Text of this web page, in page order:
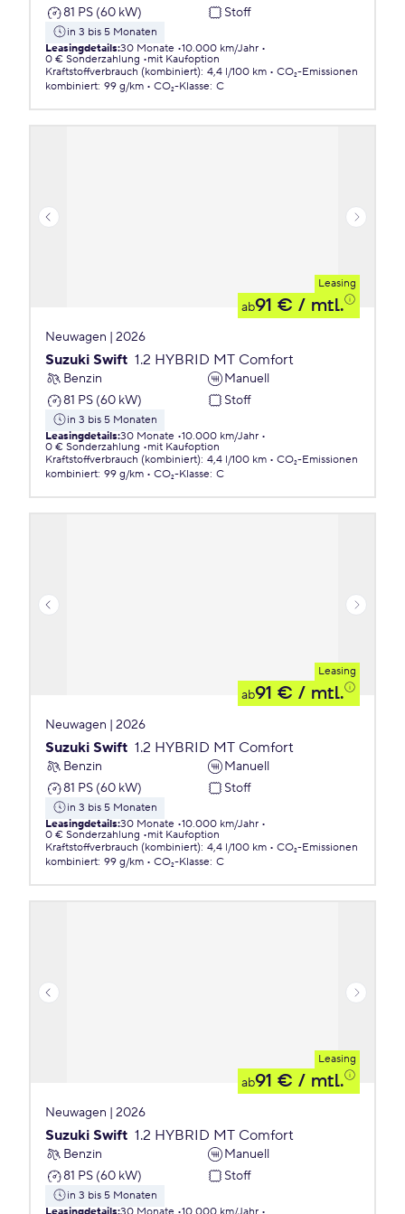
81 PS (60 kW)
Stoff
in 3 bis 5 Monaten
Leasingdetails:30 Monate 10.000 km/Jahr
0 € Sonderzahlung
mit Kaufoption
Kraftstoffverbrauch (kombiniert): 4,4 l/100 km
CO₂-Emissionen
kombiniert: 99 g/km CO₂-Klasse: C
Leasing
ab91 € / mtl.
Neuwagen | 2026
Suzuki Swift 1.2 HYBRID MT Comfort
Benzin
Manuell
81 PS (60 kW)
Stoff
in 3 bis 5 Monaten
Leasingdetails:30 Monate 10.000 km/Jahr
0 € Sonderzahlung
mit Kaufoption
Kraftstoffverbrauch (kombiniert): 4,4 l/100 km
CO₂-Emissionen
kombiniert: 99 g/km CO₂-Klasse: C
Leasing
ab91 € / mtl.
Neuwagen | 2026
Suzuki Swift 1.2 HYBRID MT Comfort
Benzin
Manuell
81 PS (60 kW)
Stoff
in 3 bis 5 Monaten
Leasingdetails:30 Monate 10.000 km/Jahr
0 € Sonderzahlung
mit Kaufoption
Kraftstoffverbrauch (kombiniert): 4,4 l/100 km
CO₂-Emissionen
kombiniert: 99 g/km CO₂-Klasse: C
Leasing
ab91 € / mtl.
Neuwagen | 2026
Suzuki Swift 1.2 HYBRID MT Comfort
Benzin
Manuell
81 PS (60 kW)
Stoff
in 3 bis 5 Monaten